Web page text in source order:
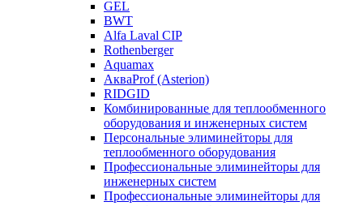
GEL
BWT
Alfa Laval CIP
Rothenberger
Aquamax
АкваProf (Asterion)
RIDGID
Комбинированные для теплообменного
оборудования и инженерных систем
Персональные элиминейторы для
теплообменного оборудования
Профессиональные элиминейторы для
инженерных систем
Профессиональные элиминейторы для